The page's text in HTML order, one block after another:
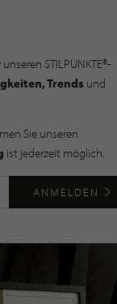
STILPUNKTE®-
Trends und
Sie unseren
ist jederzeit möglich.
ANMELDEN